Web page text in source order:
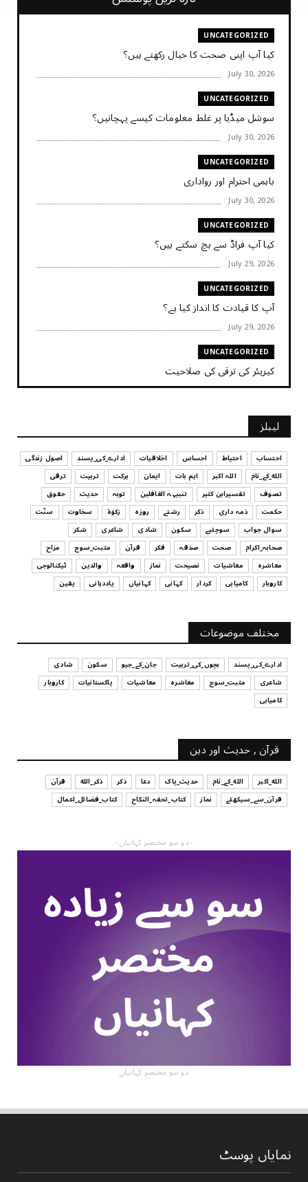
UNCATEGORIZED
کیا آپ اپنی صحت کا خیال رکھتے ہیں؟
July 30, 2026
UNCATEGORIZED
سوشل میڈیا پر غلط معلومات کیسے پہچانیں؟
July 30, 2026
UNCATEGORIZED
باہمی احترام اور رواداری
July 30, 2026
UNCATEGORIZED
کیا آپ فراڈ سے بچ سکتے ہیں؟
July 29, 2026
UNCATEGORIZED
آپ کا قیادت کا انداز کیا ہے؟
July 29, 2026
UNCATEGORIZED
کیریئر کی ترقی کی صلاحیت
July 29, 2026
UNCATEGORIZED
کیا آپ اپنے باس کو مؤثر طریقے سے منظم کر رہے ہیں
July 29, 2026
UNCATEGORIZED
اس وقت آپ کا موڈ کیسا ہے؟
July 29, 2026
UNCATEGORIZED
قرض لینے اور دینے میں ہوشیاری
July 29, 2026
آپ کا فیصلہ کرنے کا انداز
July 29, 2026
لیبلز
احتساب احتیاط احساس اخلاقیات ادارے_کی_پسند
اصول زندگی
الله_کے_نام
اللہ اکبر اہم بات ایمان برکت تربیت
ترقی
تصوف
تفسیرابن کثیر تنبیہہ الغافلین توبہ حدیث
حقوق
حکمت
ذمہ داری ذکر رشتے روزہ زکوٰۃ سخاوت
سنّت
سوال جواب
سوچئیے سکون شادی شاعری
شکر
صحابہ_اکرام
صحت صدقہ فکر قرآن مثبت_سوچ
مزاح
معاشرہ
معاشیات نصیحت نماز واقعہ والدین
ٹیکنالوجی
کاروبار
کامیابی کردار کہانی کہانیاں یاددہانی یقین
مختلف موضوعات
ادارے_کی_پسند بچوں_کی_تربیت جان_کے_جیو سکون
شادی
شاعری
مثبت_سوچ معاشرہ معاشیات پاکستانیات
کاروبار
کامیابی
قرآن , حدیث اور دین
الله_اکبر الله_کے_نام حدیث_پاک دعا ذکر ذکر_الله
قرآن
قرآن_سے_سیکھئے
نماز کتاب_تحفہ_النکاح کتاب_فضائل_اعمال
- دو سو مختصر کہانیاں -
دو سو مختصر کہانیاں
نمایاں پوسٹ